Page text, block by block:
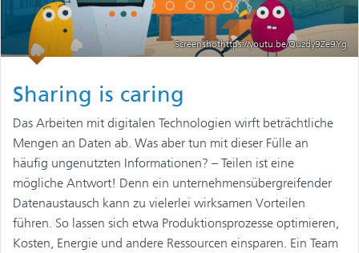
Screenshothttps://youtu.be/Quzdy9Ze9Yg
Sharing is caring
Das Arbeiten mit digitalen Technologien wirft beträchtliche
Mengen an Daten ab. Was aber tun mit dieser Fülle an
häufig ungenutzten Informationen? – Teilen ist eine
mögliche Antwort! Denn ein unternehmensübergreifender
Datenaustausch kann zu vielerlei wirksamen Vorteilen
führen. So lassen sich etwa Produktionsprozesse optimieren,
Kosten, Energie und andere Ressourcen einsparen. Ein Team